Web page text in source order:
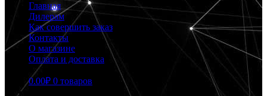
Главная
Дилерам
Как совершить заказ
Контакты
О магазине
Оплата и доставка
0.00₽ 0 товаров